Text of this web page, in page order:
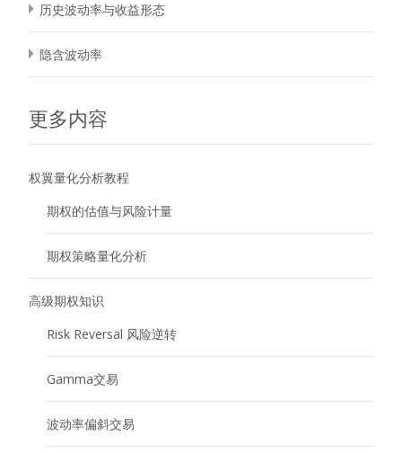
历史波动率与收益形态
隐含波动率
更多内容
权翼量化分析教程
期权的估值与风险计量
期权策略量化分析
高级期权知识
Risk Reversal 风险逆转
Gamma交易
波动率偏斜交易